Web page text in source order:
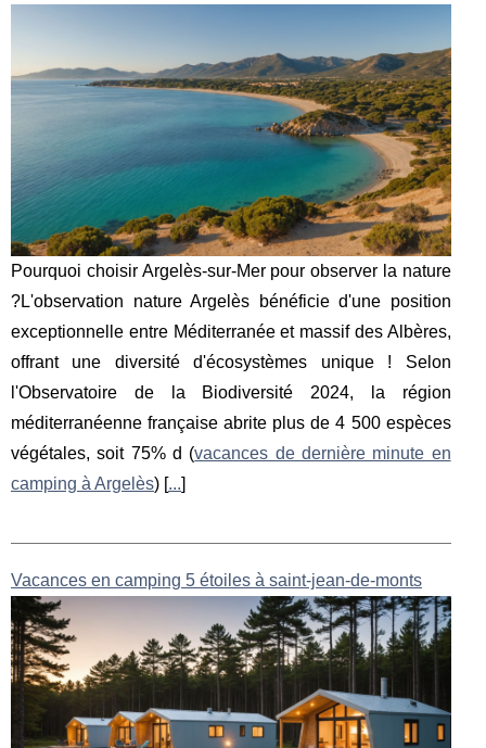
Pourquoi choisir Argelès-sur-Mer pour observer la nature
?L'observation nature Argelès bénéficie d'une position
exceptionnelle entre Méditerranée et massif des Albères,
offrant une diversité d'écosystèmes unique ! Selon
l'Observatoire de la Biodiversité 2024, la région
méditerranéenne française abrite plus de 4 500 espèces
végétales, soit 75% d (vacances de dernière minute en
camping à Argelès) [...]
Vacances en camping 5 étoiles à saint-jean-de-monts